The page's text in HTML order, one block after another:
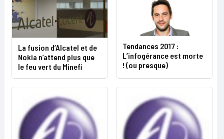
La fusion d’Alcatel et de
Nokia n’attend plus que
le feu vert du Minefi
Tendances 2017 :
L’infogérance est morte
! (ou presque)